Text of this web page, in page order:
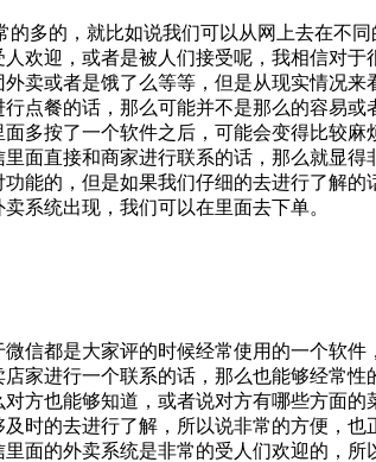
的多的，就比如说我们可以从网上去在不同
欢迎，或者是被人们接受呢，我相信对于
卖或者是饿了么等等，但是从现实情况来
点餐的话，那么可能并不是那么的容易或
多按了一个软件之后，可能会变得比较麻
面直接和商家进行联系的话，那么就显得
能的，但是如果我们仔细的去进行了解的
系统出现，我们可以在里面去下单。
信都是大家评的时候经常使用的一个软件
家进行一个联系的话，那么也能够经常性
方也能够知道，或者说对方有哪些方面的
时的去进行了解，所以说非常的方便，也
面的外卖系统是非常的受人们欢迎的，所